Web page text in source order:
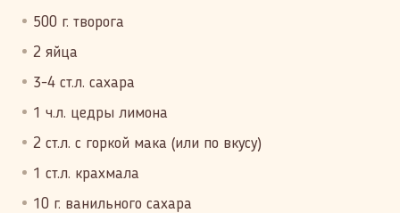
500 г. творога
2 яйца
3-4 ст.л. сахара
1 ч.л. цедры лимона
2 ст.л. с горкой мака (или по вкусу)
1 ст.л. крахмала
10 г. ванильного сахара